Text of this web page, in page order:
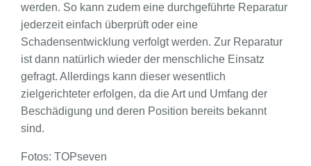
werden. So kann zudem eine durchgeführte Reparatur
jederzeit einfach überprüft oder eine
Schadensentwicklung verfolgt werden. Zur Reparatur
ist dann natürlich wieder der menschliche Einsatz
gefragt. Allerdings kann dieser wesentlich
zielgerichteter erfolgen, da die Art und Umfang der
Beschädigung und deren Position bereits bekannt
sind.
Fotos: TOPseven